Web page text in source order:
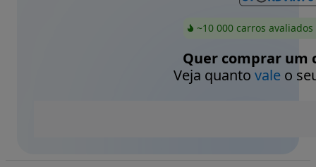
~10 000 carros
Quer comprar um
Veja quanto valeo